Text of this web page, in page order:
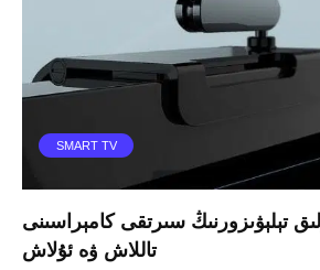
SMART TV
تېلېۋىزورنىڭ سىرتقى كامېراسىنى
تاللاش ۋە ئۇلاش